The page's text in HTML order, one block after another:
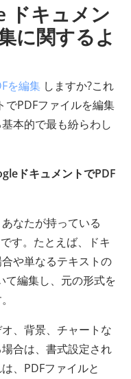
ドキュメン
に関するよ
を編集 しますか?これ
でPDFファイルを編集
本的で最も紛らわし
ドキュメントでPDF
なたが持っている
す。たとえば、ドキ
や単なるテキストの
て編集し、元の形式を
、背景、チャートな
合は、書式設定され
、PDFファイルと